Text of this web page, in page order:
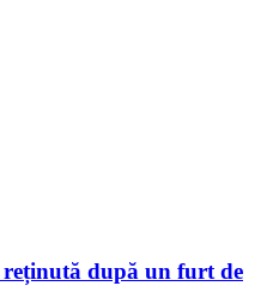
reținută după un furt de